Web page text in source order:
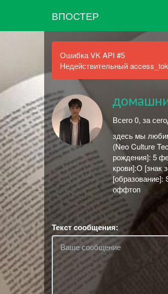
ВПОСТЕР
Ошибка VK API #5
Недействительный
Всего 0, за
здесь мы
(Neo Culture
рождения]: 5
крови]:О [знак
[образование]:
оффтоп
Текст сообщения: